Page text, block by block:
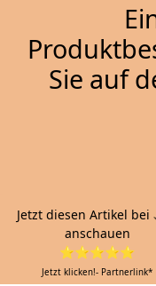
Sie auf
Jetzt diesen Artikel bei
anschauen
⭐⭐⭐⭐⭐
Jetzt klicken!- Partnerlink*